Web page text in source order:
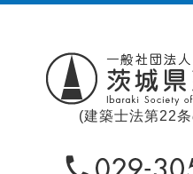
(建築士法第22